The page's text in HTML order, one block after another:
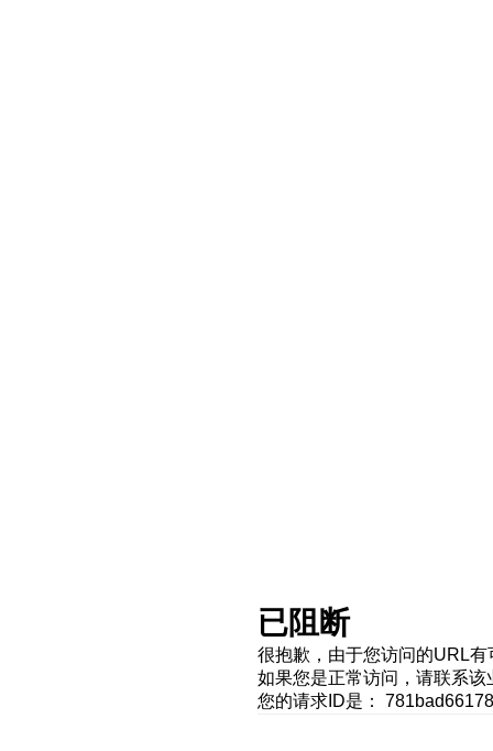
已阻断
很抱歉，由于您访问的URL
如果您是正常访问，请联系
您的请求ID是：